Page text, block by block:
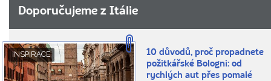
Doporučujeme z Itálie
INSPIRACE
10 důvodů, proč propadnete
požitkářské Bologni: od
rychlých aut přes pomalé